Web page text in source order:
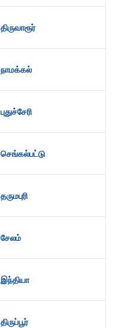
திருவாரூர்
நாமக்கல்
புதுச்சேரி
செங்கல்பட்டு
தருமபுரி
சேலம்
இந்தியா
திருப்பூர்